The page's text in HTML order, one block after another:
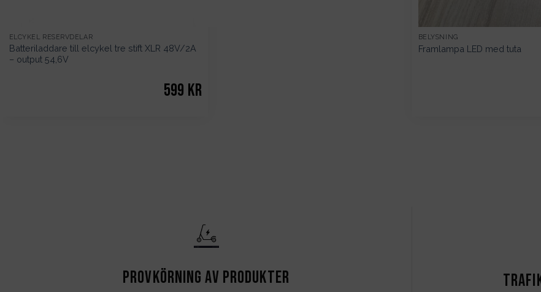
ELCYKEL RESERVDELAR
Batteriladdare till elcykel tre stift XLR 48V/2A
– output 54,6V
599 kr
BELYSNING
Framlampa LED med tuta
Provkörning av produkter